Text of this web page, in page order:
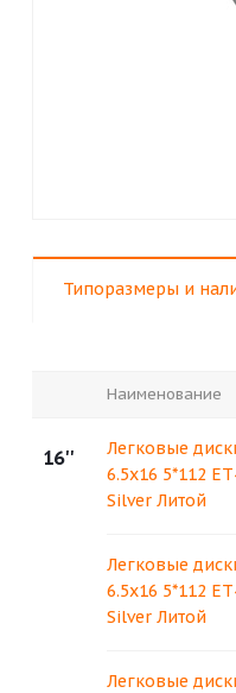
Типоразмеры и
Наименование
16''
Легковые
6.5x16 5*112
Silver Литой
Легковые
6.5x16 5*112
Silver Литой
Легковые